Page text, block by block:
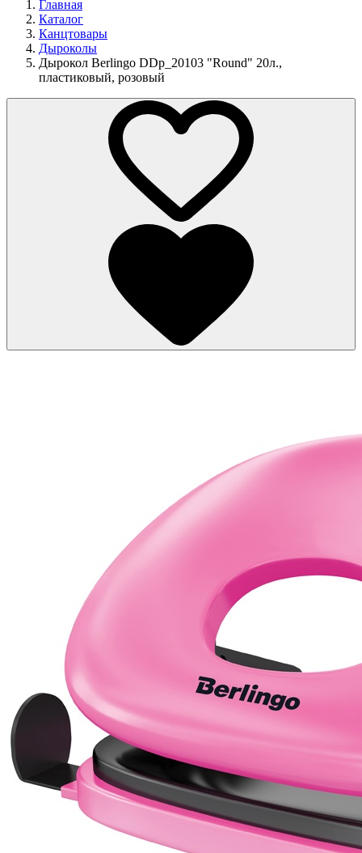
Главная
Каталог
Канцтовары
Дыроколы
Дырокол Berlingo DDp_20103 "Round" 20л.,
пластиковый, розовый